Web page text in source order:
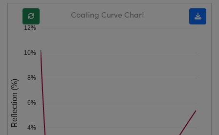
4%
6%
8%
10%
12%
Reflection (%)
Coating Curve Chart